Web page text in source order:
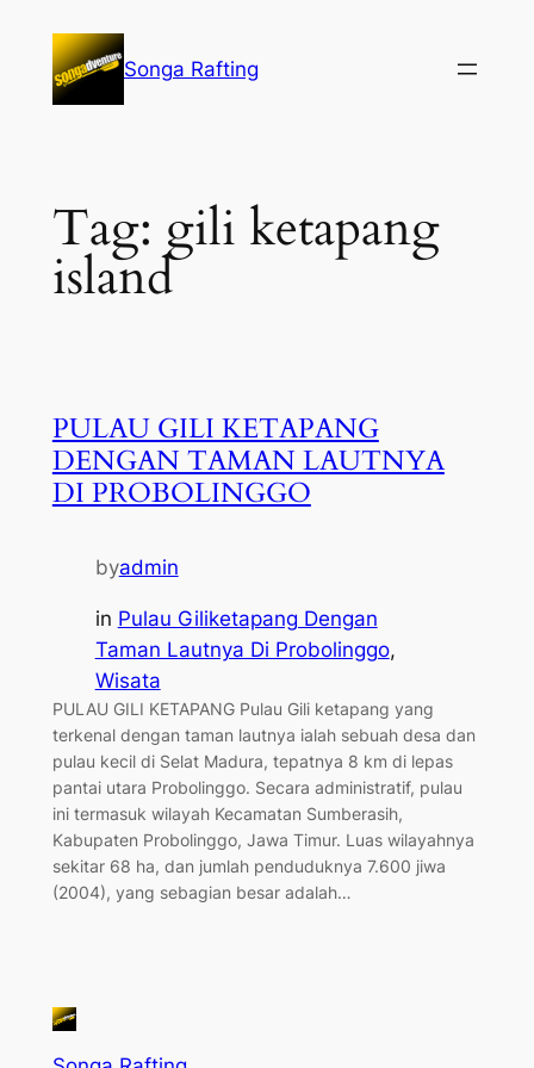
konten
Songa Rafting
Tag: gili ketapang
island
PULAU GILI KETAPANG
DENGAN TAMAN LAUTNYA
DI PROBOLINGGO
byadmin
in Pulau Giliketapang Dengan
Taman Lautnya Di Probolinggo
Wisata
PULAU GILI KETAPANG Pulau Gili ketapang yang
terkenal dengan taman lautnya ialah sebuah desa dan
pulau kecil di Selat Madura, tepatnya 8 km di lepas
pantai utara Probolinggo. Secara administratif, pulau
ini termasuk wilayah Kecamatan Sumberasih,
Kabupaten Probolinggo, Jawa Timur. Luas wilayahnya
sekitar 68 ha, dan jumlah penduduknya 7.600 jiwa
(2004), yang sebagian besar adalah…